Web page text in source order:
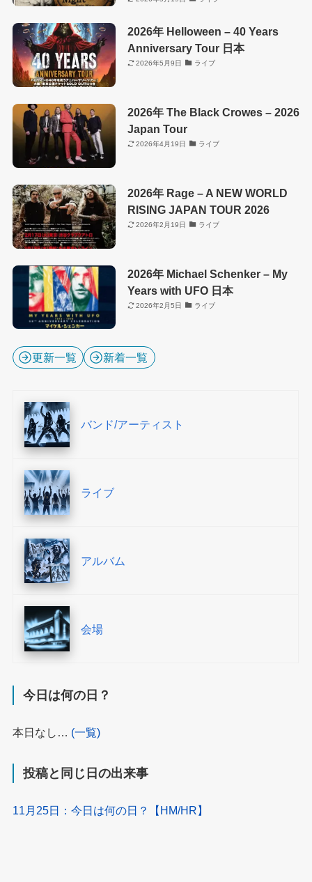
2026年 Helloween – 40 Years
Anniversary Tour 日本
2026年5月9日 ライブ
2026年 The Black Crowes – 2026
Japan Tour
2026年4月19日 ライブ
2026年 Rage – A NEW WORLD
RISING JAPAN TOUR 2026
2026年2月19日 ライブ
2026年 Michael Schenker – My
Years with UFO 日本
2026年2月5日 ライブ
更新一覧 新着一覧
バンド/アーティスト
ライブ
アルバム
会場
今日は何の日？
本日なし… (一覧)
投稿と同じ日の出来事
11月25日：今日は何の日？【HM/HR】